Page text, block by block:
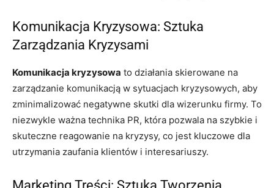
Komunikacja Kryzysowa: Sztuka
Zarządzania Kryzysami
Komunikacja kryzysowa to działania skierowane na
zarządzanie komunikacją w sytuacjach kryzysowych, aby
zminimalizować negatywne skutki dla wizerunku firmy. To
niezwykle ważna technika PR, która pozwala na szybkie i
skuteczne reagowanie na kryzysy, co jest kluczowe dla
utrzymania zaufania klientów i interesariuszy.